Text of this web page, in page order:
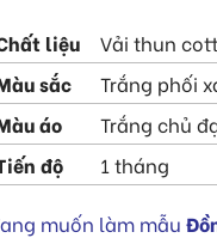
liệu
Vải thun
sắc
Trắng phối
áo
Trắng chủ
độ
1 tháng
muốn làm mẫu